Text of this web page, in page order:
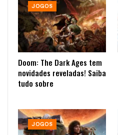
JOGOS
Doom: The Dark Ages tem
novidades reveladas! Saiba
tudo sobre
JOGOS